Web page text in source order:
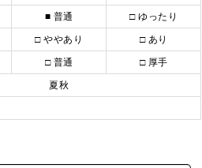
■ 普通 □ ゆったり
□ ややあり □ あり
□ 普通 □ 厚手
夏秋